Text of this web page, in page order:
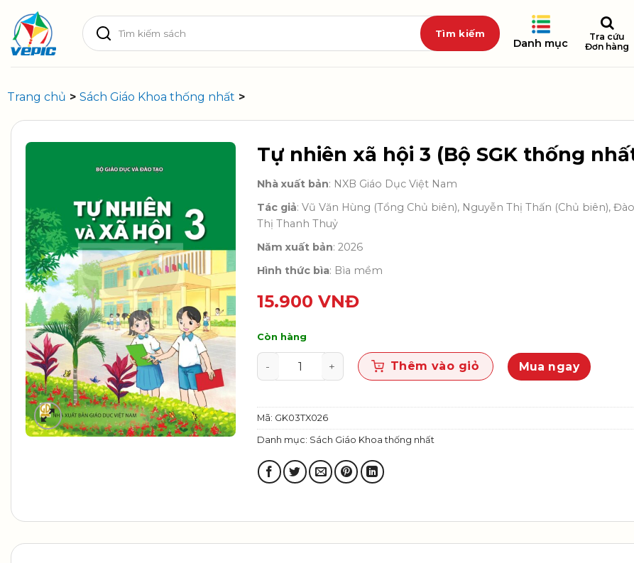
content
Tìm
kiếm:
Danh mục
Tra cứu
Đơn hàng
Trang chủ > Sách Giáo Khoa thống nhất >
Tự nhiên xã hội 3 (Bộ SGK thống
Nhà xuất bản: NXB Giáo Dục Việt Nam
Tác giả: Vũ Văn Hùng (Tổng Chủ biên), Nguyễn Thị Thấn (Chủ biên),
Thị Thanh Thuỷ
Năm xuất bản: 2026
Hình thức bìa: Bìa mềm
15.900 VNĐ
Còn hàng
Tự nhiên xã hội 3 (Bộ SGK thống nhất) số lượng
Thêm vào giỏ Mua ngay
Mã: GK03TX026
Danh mục: Sách Giáo Khoa thống nhất